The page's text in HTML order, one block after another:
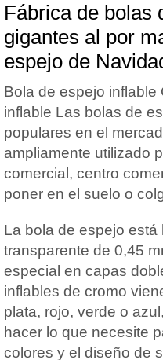
Fábrica de bolas
gigantes al por
espejo de
Bola de espejo inflable
inflable Las bolas de
populares en el
ampliamente utilizado
comercial, centro
poner en el suelo o
La bola de espejo está
transparente de 0,45
especial en capas
inflables de cromo
plata, rojo, verde o
hacer lo que necesite
colores y el diseño de